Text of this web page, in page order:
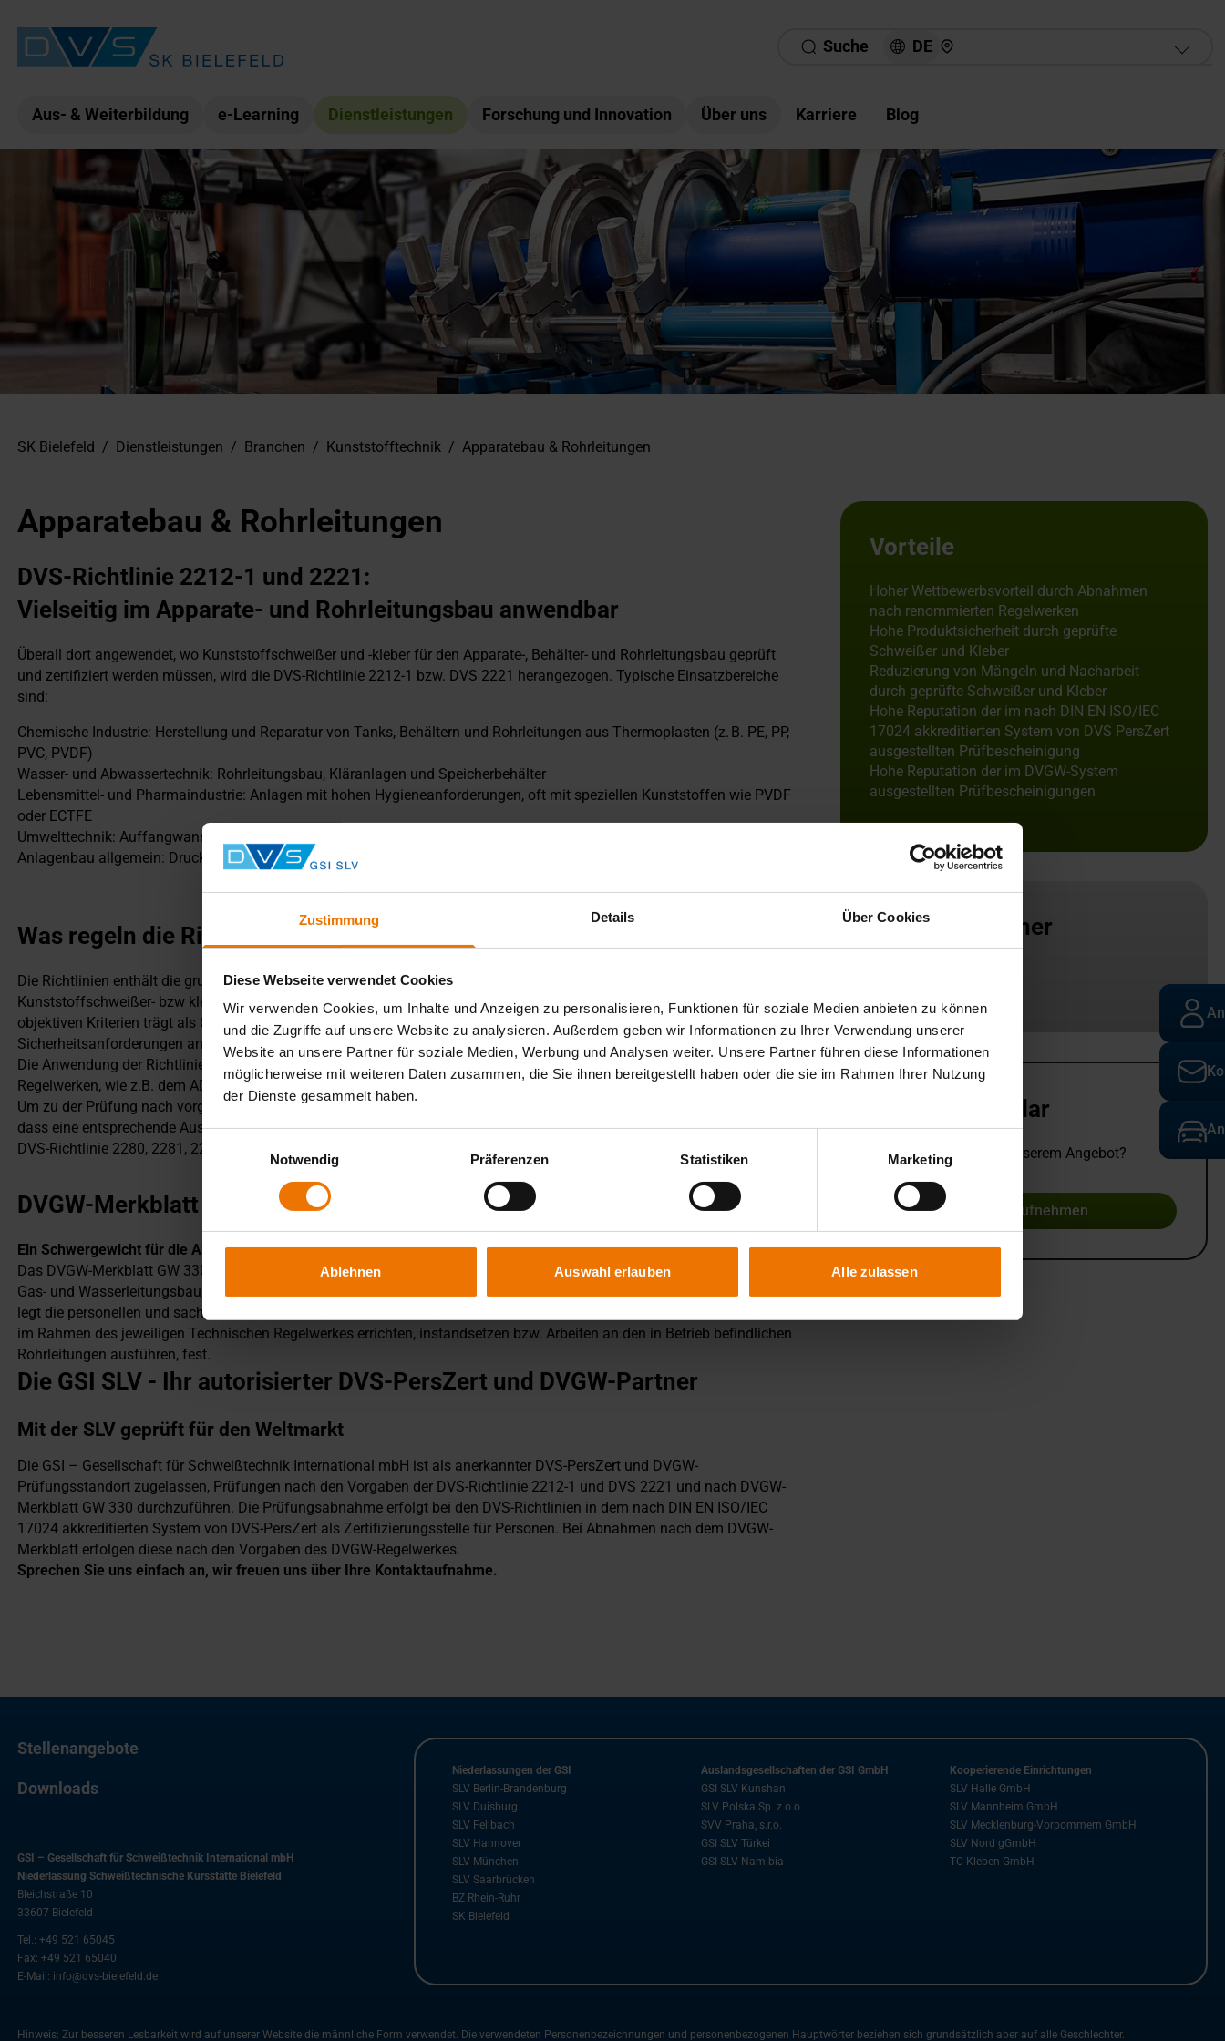
Zustimmung Details Über Cookies
Diese Webseite verwendet Cookies
Wir verwenden Cookies, um Inhalte und Anzeigen zu personalisieren, Funktionen für soziale Medien anbieten zu können
und die Zugriffe auf unsere Website zu analysieren. Außerdem geben wir Informationen zu Ihrer Verwendung unserer
Website an unsere Partner für soziale Medien, Werbung und Analysen weiter. Unsere Partner führen diese Informationen
möglicherweise mit weiteren Daten zusammen, die Sie ihnen bereitgestellt haben oder die sie im Rahmen Ihrer Nutzung
der Dienste gesammelt haben.
Notwendig
Präferenzen Statistiken Marketing
Ablehnen Auswahl erlauben Alle zulassen
Suche DE Hier finden Sie uns
Aus- & Weiterbildung e-Learning Dienstleistungen Forschung und Innovation Über uns Karriere Blog
SK Bielefeld / Dienstleistungen / Branchen / Kunststofftechnik / Apparatebau & Rohrleitungen
Apparatebau & Rohrleitungen
DVS-Richtlinie 2212-1 und 2221:
Vielseitig im Apparate- und Rohrleitungsbau anwendbar
Überall dort angewendet, wo Kunststoffschweißer und -kleber für den Apparate-, Behälter- und Rohrleitungsbau geprüft
und zertifiziert werden müssen, wird die DVS-Richtlinie 2212-1 bzw. DVS 2221 herangezogen. Typische Einsatzbereiche
sind:
Chemische Industrie: Herstellung und Reparatur von Tanks, Behältern und Rohrleitungen aus Thermoplasten (z. B. PE, PP,
PVC, PVDF)
Wasser- und Abwassertechnik: Rohrleitungsbau, Kläranlagen und Speicherbehälter
Lebensmittel- und Pharmaindustrie: Anlagen mit hohen Hygieneanforderungen, oft mit speziellen Kunststoffen wie PVDF
oder ECTFE
Umwelttechnik: Auffangwannen, Lüftungskanäle und Filteranlagen
Anlagenbau allgemein: Drucklose und teilweise drucktragende Kunststoffsysteme
Was regeln die Richtlinien?
Die Richtlinien enthält die grundlegenden Bestimmungen und Regeln zur standardisierten Durchführung der
Kunststoffschweißer- bzw kleberprüfung. Die Bewertung der Kenntnisse und Fertigkeiten auf der Grundlage von
objektiven Kriterien trägt als Qualitätssicherung bei Kunststoffschweiß- und Klebverbindungen zur Einhaltung der hohen
Sicherheitsanforderungen an Neufertigung und Instandsetzung bei.
Die Anwendung der Richtlinien kann im Geltungsbereich der Druckgeräterichtlinie auch in Verbindung mit anderen
Regelwerken, wie z.B. dem AD 2000 Regelwerk erfolgen.
Um zu der Prüfung nach vorgenannten Regelwerken zugelassen werden zu können, ist es erforderlich, nachzuweisen,
dass eine entsprechende Ausbildung im Vorfeld zur Prüfung stattgefunden hat (z.B. Teilnahme an einem Lehrgang nach
DVS-Richtlinie 2280, 2281, 2282 bzw. 2291)
DVGW-Merkblatt GW 330
Ein Schwergewicht für die Abnahmen von Kunststoff- Schweißerprüfungen im Rohrleitungsbau
Das DVGW-Merkblatt GW 330 regelt die Qualifikation von Schweißern für das Schweißen von Polyethylen-Rohren (PE) im
Gas- und Wasserleitungsbau, welche insbesondere nach dem DVGW-Merkblatt GW 301gefordert wird. Dieses Regelwerk
legt die personellen und sachlichen Anforderungen an Rohrleitungsbauunternehmen, die Gas- und Wasserrohrleitungen
im Rahmen des jeweiligen Technischen Regelwerkes errichten, instandsetzen bzw. Arbeiten an den in Betrieb befindlichen
Rohrleitungen ausführen, fest.
Die GSI SLV - Ihr autorisierter DVS-PersZert und DVGW-Partner
Mit der SLV geprüft für den Weltmarkt
Die GSI – Gesellschaft für Schweißtechnik International mbH ist als anerkannter DVS-PersZert und DVGW-
Prüfungsstandort zugelassen, Prüfungen nach den Vorgaben der DVS-Richtlinie 2212-1 und DVS 2221 und nach DVGW-
Merkblatt GW 330 durchzuführen. Die Prüfungsabnahme erfolgt bei den DVS-Richtlinien in dem nach DIN EN ISO/IEC
17024 akkreditierten System von DVS-PersZert als Zertifizierungsstelle für Personen. Bei Abnahmen nach dem DVGW-
Merkblatt erfolgen diese nach den Vorgaben des DVGW-Regelwerkes.
Sprechen Sie uns einfach an, wir freuen uns über Ihre Kontaktaufnahme.
Vorteile
Hoher Wettbewerbsvorteil durch Abnahmen
nach renommierten Regelwerken
Hohe Produktsicherheit durch geprüfte
Schweißer und Kleber
Reduzierung von Mängeln und Nacharbeit
durch geprüfte Schweißer und Kleber
Hohe Reputation der im nach DIN EN ISO/IEC
17024 akkreditierten System von DVS PersZert
ausgestellten Prüfbescheinigung
Hohe Reputation der im DVGW-System
ausgestellten Prüfbescheinigungen
Ansprechpartner
Kontaktformular
Sie haben Fragen zu unserem Angebot?
Kontakt aufnehmen
Stellenangebote
Downloads
GSI – Gesellschaft für Schweißtechnik International mbH
Niederlassung Schweißtechnische Kursstätte Bielefeld
Bleichstraße 10
33607 Bielefeld
Tel.: +49 521 65045
Fax: +49 521 65040
E-Mail: info@dvs-bielefeld.de
Niederlassungen der GSI
SLV Berlin-Brandenburg
SLV Duisburg
SLV Fellbach
SLV Hannover
SLV München
SLV Saarbrücken
BZ Rhein-Ruhr
SK Bielefeld
Auslandsgesellschaften der GSI GmbH
GSI SLV Kunshan
SLV Polska Sp. z.o.o
SVV Praha, s.r.o.
GSI SLV Türkei
GSI SLV Namibia
Kooperierende Einrichtungen
SLV Halle GmbH
SLV Mannheim GmbH
SLV Mecklenburg-Vorpommern GmbH
SLV Nord gGmbH
TC Kleben GmbH
Hinweis: Zur besseren Lesbarkeit wird auf unserer Website die männliche Form verwendet. Die verwendeten Personenbezeichnungen und personenbezogenen Hauptwörter beziehen sich grundsätzlich aber auf alle Geschlechter.